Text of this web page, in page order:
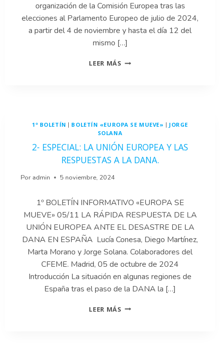
organización de la Comisión Europea tras las
elecciones al Parlamento Europeo de julio de 2024,
a partir del 4 de noviembre y hasta el día 12 del
mismo […]
LEER MÁS 1-
HEARINGS.
MARTA
MORANO.
1º BOLETÍN BOLETÍN «EUROPA SE MUEVE» |JORGE
SOLANA
2- ESPECIAL: LA UNIÓN EUROPEA Y LAS
RESPUESTAS A LA DANA.
Por admin 5 noviembre, 2024
1º BOLETÍN INFORMATIVO «EUROPA SE
MUEVE» 05/11 LA RÁPIDA RESPUESTA DE LA
UNIÓN EUROPEA ANTE EL DESASTRE DE LA
DANA EN ESPAÑA Lucía Conesa, Diego Martínez,
Marta Morano y Jorge Solana. Colaboradores del
CFEME. Madrid, 05 de octubre de 2024
Introducción La situación en algunas regiones de
España tras el paso de la DANA la […]
LEER MÁS 2-